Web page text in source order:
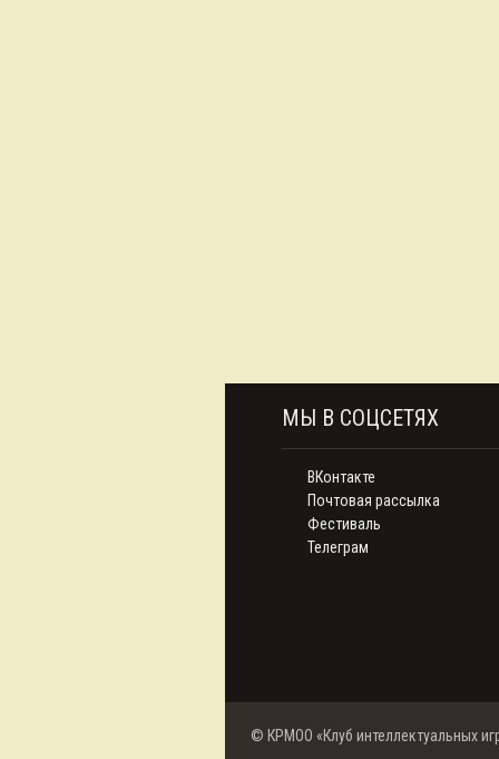
МЫ В СОЦСЕТЯХ
ВКонтакте
Почтовая рассылка
Фестиваль
Телеграм
© КРМОО «Клуб интеллектуальных